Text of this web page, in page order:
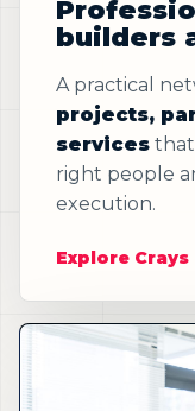
builders
A practical
projects,
services
right people
execution.
Explore Crays